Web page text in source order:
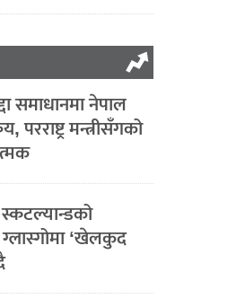
समाधानमा नेपाल
परराष्ट्र मन्त्रीसँगको
‘खेलकुद